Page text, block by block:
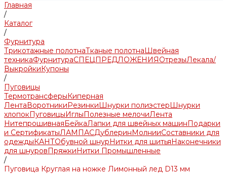
Главная
/
Каталог
/
Фурнитура
Трикотажные полотнаТканые полотнаШвейная
техникаФурнитураСПЕЦПРЕДЛОЖЕНИЯОтрезыЛекала/
ВыкройкиКупоны
/
Пуговицы
ТермотрансферыКиперная
ЛентаВоротникиРезинкиШнурки полиэстерШнурки
хлопокПуговицыИглыПолезные мелочиЛента
НитепрошивнаяБейкаЛапки для швейных машинПодарки
и СертификатыЛАМПАСДублеринМолнииСоставники для
одеждыКАНТОбувной шнурНитки для шитьяНаконечники
для шнуровПряжкиНитки Промышленные
/
Пуговица Круглая на ножке Лимонный лед D13 мм